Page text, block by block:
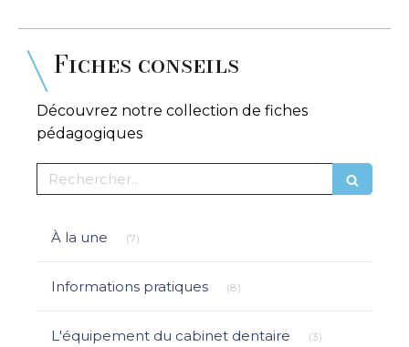
Fiches conseils
Découvrez notre collection de fiches
pédagogiques
Rechercher
À la une (7)
Informations pratiques (8)
L'équipement du cabinet dentaire (3)